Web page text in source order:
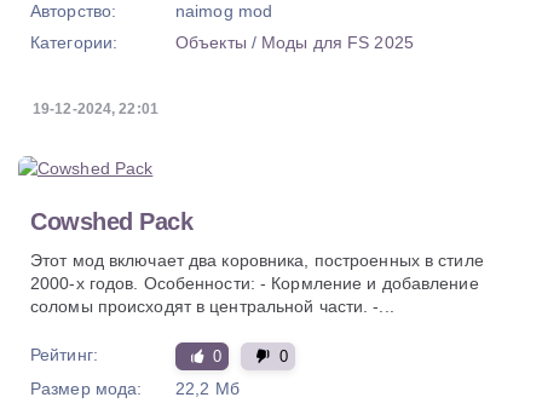
Авторство:
naimog mod
Категории:
Объекты / Моды для FS 2025
19-12-2024, 22:01
Cowshed Pack
Этот мод включает два коровника, построенных в стиле
2000-х годов. Особенности: - Кормление и добавление
соломы происходят в центральной части. -...
Рейтинг: 0 0
Размер мода:
22,2 Мб